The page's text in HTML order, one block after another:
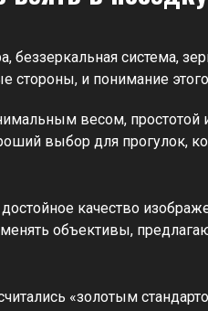
беззеркальная система,
стороны, и понимание
весом, простотой
выбор для прогулок,
качество
объективы,
«золотым